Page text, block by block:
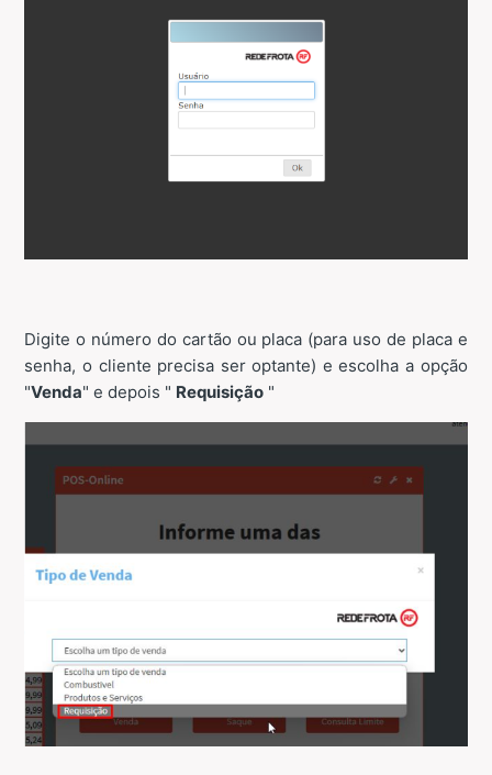
Digite o número do cartão ou placa (para uso de placa e
senha, o cliente precisa ser optante) e escolha a opção
"Venda" e depois " Requisição "